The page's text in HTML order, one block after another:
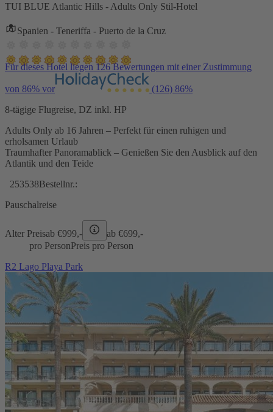
TUI BLUE Atlantic Hills - Adults Only Stil-Hotel
Spanien - Teneriffa - Puerto de la Cruz
Für dieses Hotel liegen 126 Bewertungen mit einer Zustimmung
von 86% vor (126) 86%
8-tägige Flugreise, DZ inkl. HP
Adults Only ab 16 Jahren – Perfekt für einen ruhigen und
erholsamen Urlaub
Traumhafter Panoramablick – Genießen Sie den Ausblick auf den
Atlantik und den Teide
253538Bestellnr.:
Pauschalreise
Alter Preisab €999,- ab €699,-
pro PersonPreis pro Person
R2 Lago Playa Park